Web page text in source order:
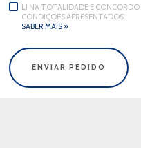
LI NA TOTALIDADE E CONCORDO
CONDIÇÕES APRESENTADOS.
SABER MAIS »